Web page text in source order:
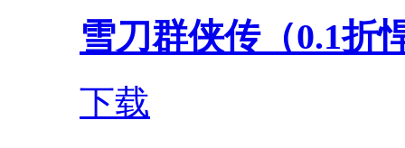
雪刀群侠传（0.1折
下载